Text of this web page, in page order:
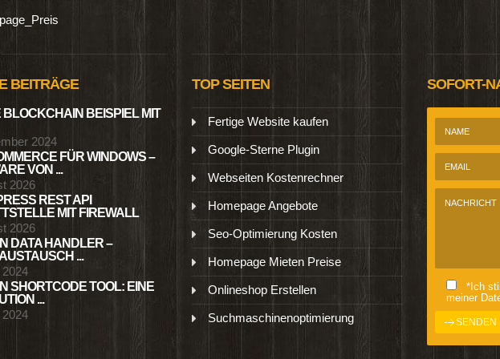
BEITRÄGE
BLOCKCHAIN BEISPIEL MIT
2024
FÜR WINDOWS –
VON ...
2026
REST API
MIT FIREWALL
2026
DATA HANDLER –
...
SHORTCODE TOOL: EINE
...
TOP SEITEN
Fertige Website kaufen
Google-Sterne Plugin
Webseiten Kostenrechner
Homepage Angebote
Seo-Optimierung Kosten
Homepage Mieten Preise
Onlineshop Erstellen
Suchmaschinenoptimierung
SOFORT-
*Ich
meiner